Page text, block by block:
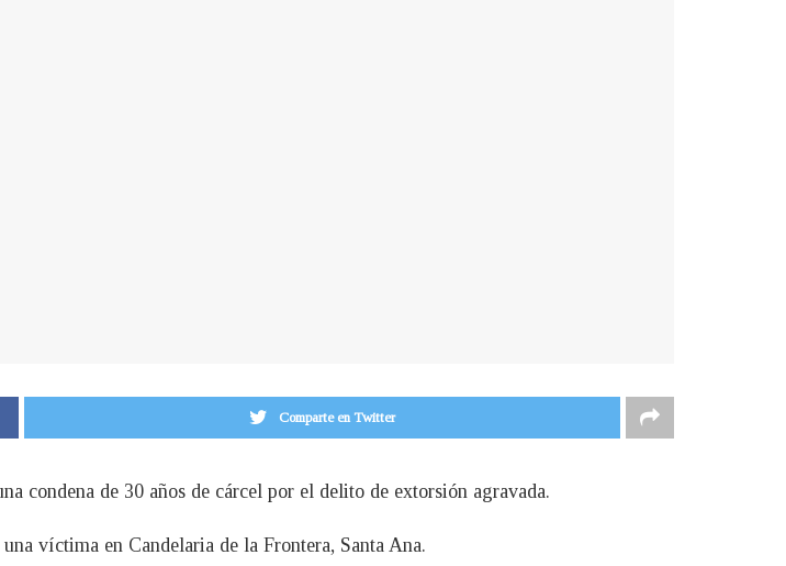
Comparte en Twitter
condena de 30 años de cárcel por el delito de extorsión agravada.
víctima en Candelaria de la Frontera, Santa Ana.